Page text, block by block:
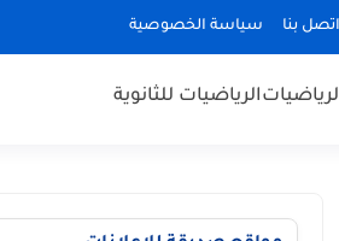
اتصل بنا سياسة الخصوصية
الرياضيات للثانوية